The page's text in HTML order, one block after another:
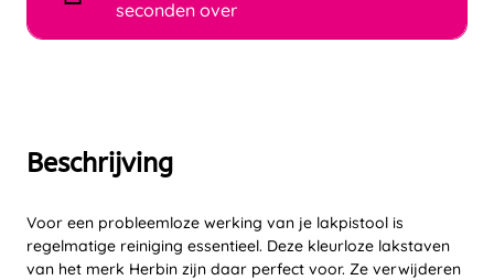
Beschrijving
Voor een probleemloze werking van je lakpistool is
regelmatige reiniging essentieel. Deze kleurloze lakstaven
van het merk Herbin zijn daar perfect voor. Ze verwijderen
seconden over